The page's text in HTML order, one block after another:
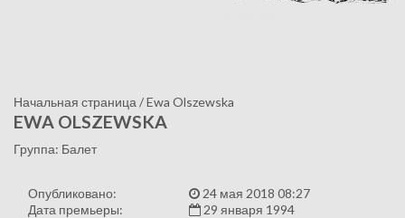
Начальная страница /Ewa Olszewska
EWA OLSZEWSKA
Группа: Балет
Опубликовано:
24 мая 2018 08:27
Дата премьеры:
29 января 1994